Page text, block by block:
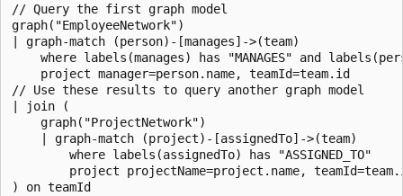
// Query the first graph model
graph("EmployeeNetwork")
| graph-match (person)-[manages]->(team)
where labels(manages) has "MANAGES" and
    project manager=person.name, teamId=team.id
// Use these results to query another graph model
| join (
        where labels(assignedTo) has "ASSIGNED_TO"